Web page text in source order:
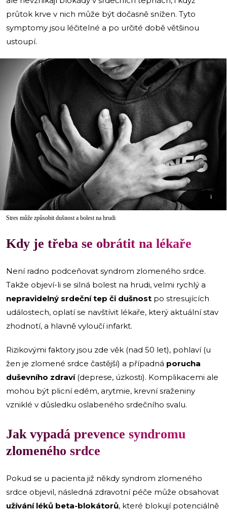
průtok krve v nich může být dočasně snížen. Tyto
symptomy jsou léčitelné a po určité době většinou
ustoupí.
i
Stres může způsobit dušnost a bolest na hrudi
Kdy je třeba se obrátit na lékaře
Není radno podceňovat syndrom zlomeného srdce.
Takže objeví-li se silná bolest na hrudi, velmi rychlý a
nepravidelný srdeční tep či dušnost po stresujících
událostech, oplatí se navštívit lékaře, který aktuální stav
zhodnotí, a hlavně vyloučí infarkt.
Rizikovými faktory jsou zde věk (nad 50 let), pohlaví (u
žen je zlomené srdce častější) a případná porucha
duševního zdraví (deprese, úzkosti). Komplikacemi ale
mohou být plicní edém, arytmie, krevní sraženiny
vzniklé v důsledku oslabeného srdečního svalu.
Jak vypadá prevence syndromu
zlomeného srdce
Pokud se u pacienta již někdy syndrom zlomeného
srdce objevil, následná zdravotní péče může obsahovat
užívání léků beta-blokátorů, které blokují potenciálně